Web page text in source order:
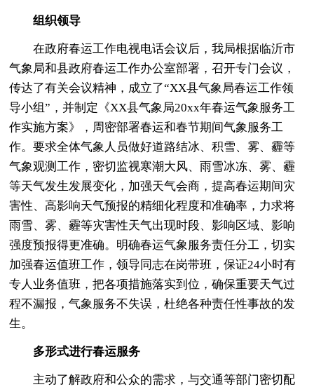
组织领导
在政府春运工作电视电话会议后，我局根据临沂市
气象局和县政府春运工作办公室部署，召开专门会议，
传达了有关会议精神，成立了“XX县气象局春运工作领
导小组”，并制定《XX县气象局20xx年春运气象服务工
作实施方案》，周密部署春运和春节期间气象服务工
作。要求全体气象人员做好道路结冰、积雪、雾、霾等
气象观测工作，密切监视寒潮大风、雨雪冰冻、雾、霾
等天气发生发展变化，加强天气会商，提高春运期间灾
害性、高影响天气预报的精细化程度和准确率，力求将
雨雪、雾、霾等灾害性天气出现时段、影响区域、影响
强度预报得更准确。明确春运气象服务责任分工，切实
加强春运值班工作，领导同志在岗带班，保证24小时有
专人业务值班，把各项措施落实到位，确保重要天气过
程不漏报，气象服务不失误，杜绝各种责任性事故的发
生。
多形式进行春运服务
主动了解政府和公众的需求，与交通等部门密切配